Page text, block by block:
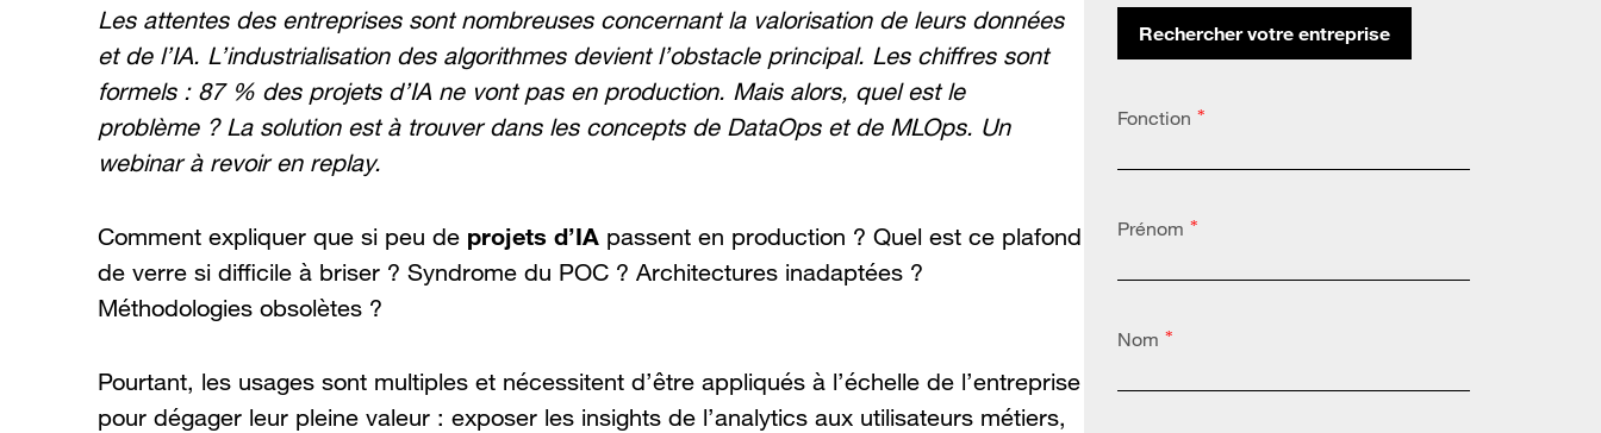
Les attentes des entreprises sont nombreuses concernant la valorisation de leurs données
et de l’IA. L’industrialisation des algorithmes devient l’obstacle principal. Les chiffres sont
formels : 87 % des projets d’IA ne vont pas en production. Mais alors, quel est le
problème ? La solution est à trouver dans les concepts de DataOps et de MLOps. Un
webinar à revoir en replay.
Comment expliquer que si peu de projets d’IA passent en production ? Quel est ce plafond
de verre si difficile à briser ? Syndrome du POC ? Architectures inadaptées ?
Méthodologies obsolètes ?
Pourtant, les usages sont multiples et nécessitent d’être appliqués à l’échelle de l’entreprise
pour dégager leur pleine valeur : exposer les insights de l’analytics aux utilisateurs métiers,
Rechercher votre entreprise
*
Fonction
*
Prénom
*
Nom